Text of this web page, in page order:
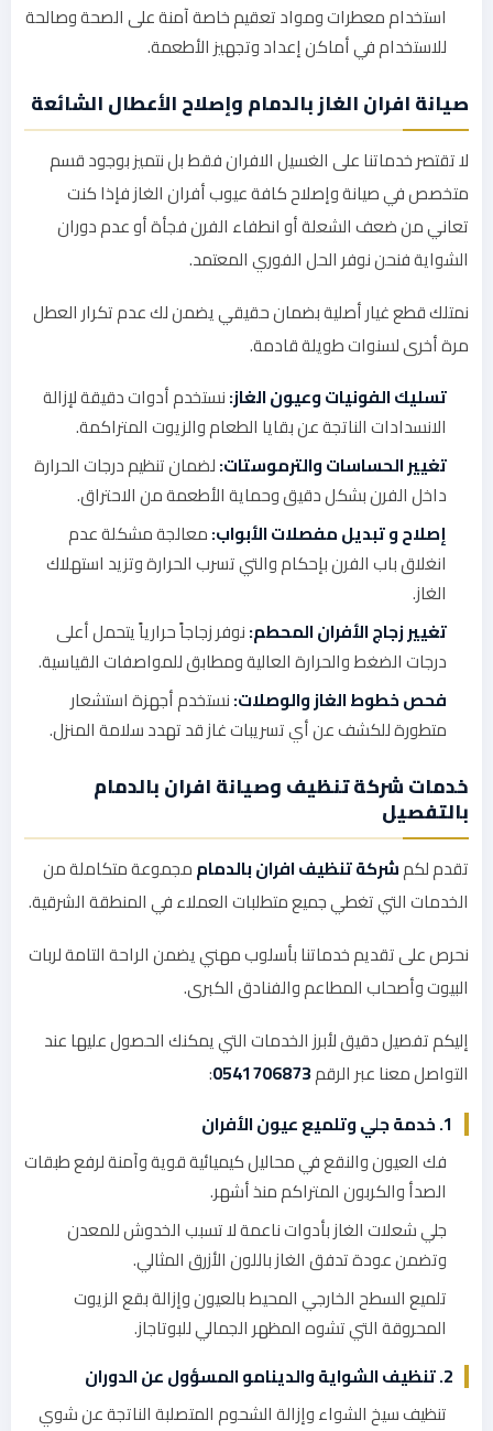
استخدام معطرات ومواد تعقيم خاصة آمنة على الصحة وصالحة
للاستخدام في أماكن إعداد وتجهيز الأطعمة.
صيانة افران الغاز بالدمام وإصلاح الأعطال الشائعة
لا تقتصر خدماتنا على الغسيل الافران فقط بل نتميز بوجود قسم
متخصص في صيانة وإصلاح كافة عيوب أفران الغاز فإذا كنت
تعاني من ضعف الشعلة أو انطفاء الفرن فجأة أو عدم دوران
الشواية فنحن نوفر الحل الفوري المعتمد.
نمتلك قطع غيار أصلية بضمان حقيقي يضمن لك عدم تكرار العطل
مرة أخرى لسنوات طويلة قادمة.
تسليك الفونيات وعيون الغاز:نستخدم أدوات دقيقة لإزالة
الانسدادات الناتجة عن بقايا الطعام والزيوت المتراكمة.
تغيير الحساسات والترموستات:لضمان تنظيم درجات الحرارة
داخل الفرن بشكل دقيق وحماية الأطعمة من الاحتراق.
إصلاح و تبديل مفصلات الأبواب:معالجة مشكلة عدم
انغلاق باب الفرن بإحكام والتي تسرب الحرارة وتزيد استهلاك
الغاز.
تغيير زجاج الأفران المحطم:نوفر زجاجاً حرارياً يتحمل أعلى
درجات الضغط والحرارة العالية ومطابق للمواصفات القياسية.
فحص خطوط الغاز والوصلات:نستخدم أجهزة استشعار
متطورة للكشف عن أي تسريبات غاز قد تهدد سلامة المنزل.
خدمات شركة تنظيف وصيانة افران بالدمام
بالتفصيل
تقدم لكمشركة تنظيف افران بالدماممجموعة متكاملة من
الخدمات التي تغطي جميع متطلبات العملاء في المنطقة الشرقية.
نحرص على تقديم خدماتنا بأسلوب مهني يضمن الراحة التامة لربات
البيوت وأصحاب المطاعم والفنادق الكبرى.
إليكم تفصيل دقيق لأبرز الخدمات التي يمكنك الحصول عليها عند
التواصل معنا عبر الرقم0541706873
:
1. خدمة جلي وتلميع عيون الأفران
فك العيون والنقع في محاليل كيميائية قوية وآمنة لرفع طبقات
الصدأ والكربون المتراكم منذ أشهر.
جلي شعلات الغاز بأدوات ناعمة لا تسبب الخدوش للمعدن
وتضمن عودة تدفق الغاز باللون الأزرق المثالي.
تلميع السطح الخارجي المحيط بالعيون وإزالة بقع الزيوت
المحروقة التي تشوه المظهر الجمالي للبوتاجاز.
2. تنظيف الشواية والدينامو المسؤول عن الدوران
تنظيف سيخ الشواء وإزالة الشحوم المتصلبة الناتجة عن شوي